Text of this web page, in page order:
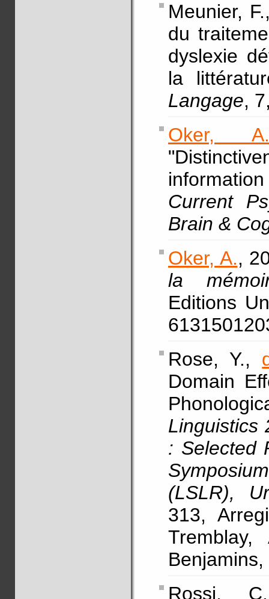
Meunier,
du
dyslexie
la
Langage,
Oker,
Current
Brain &
Oker, A.,
la
Editions
Rose, Y.,
Domain
Linguistics
: Selected
(LSLR),
313,
Rossi,